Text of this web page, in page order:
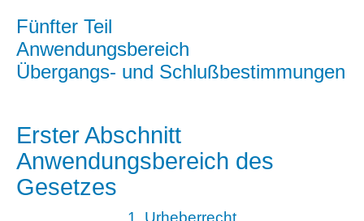
Fünfter Teil
Anwendungsbereich
Übergangs- und Schlußbestimmungen
Erster Abschnitt
Anwendungsbereich des
Gesetzes